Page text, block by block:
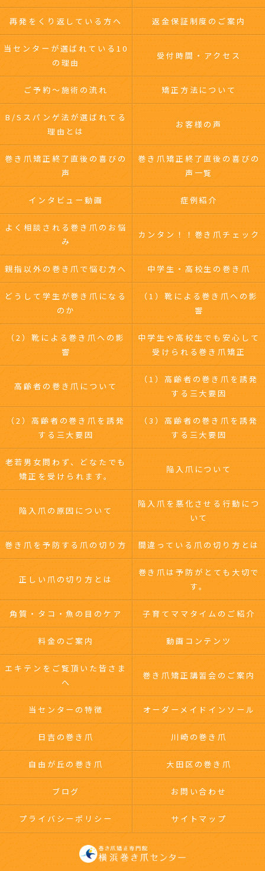
再発をくり返している方へ 返金保証制度のご案内
当センターが選ばれている10
の理由
受付時間・アクセス
ご予約～施術の流れ 矯正方法について
B/Sスパンゲ法が選ばれてる
理由とは
お客様の声
巻き爪矯正終了直後の喜びの
声
巻き爪矯正終了直後の喜びの
声一覧
インタビュー動画 症例紹介
よく相談される巻き爪のお悩
み
カンタン！！巻き爪チェック
親指以外の巻き爪で悩む方へ 中学生・高校生の巻き爪
どうして学生が巻き爪になる
のか
（1）靴による巻き爪への影
響
（2）靴による巻き爪への影
響
中学生や高校生でも安心して
受けられる巻き爪矯正
高齢者の巻き爪について
（1）高齢者の巻き爪を誘発
する三大要因
（2）高齢者の巻き爪を誘発
する三大要因
（3）高齢者の巻き爪を誘発
する三大要因
老若男女問わず、どなたでも
矯正を受けられます。
陥入爪について
陥入爪の原因について
陥入爪を悪化させる行動につ
いて
巻き爪を予防する爪の切り方 間違っている爪の切り方とは
正しい爪の切り方とは
巻き爪は予防がとても大切で
す。
角質・タコ・魚の目のケア 子育てママタイムのご紹介
料金のご案内 動画コンテンツ
エキテンをご覧頂いた皆さま
へ
巻き爪矯正講習会のご案内
当センターの特徴 オーダーメイドインソール
日吉の巻き爪 川崎の巻き爪
自由が丘の巻き爪 大田区の巻き爪
ブログ お問い合わせ
プライバシーポリシー サイトマップ